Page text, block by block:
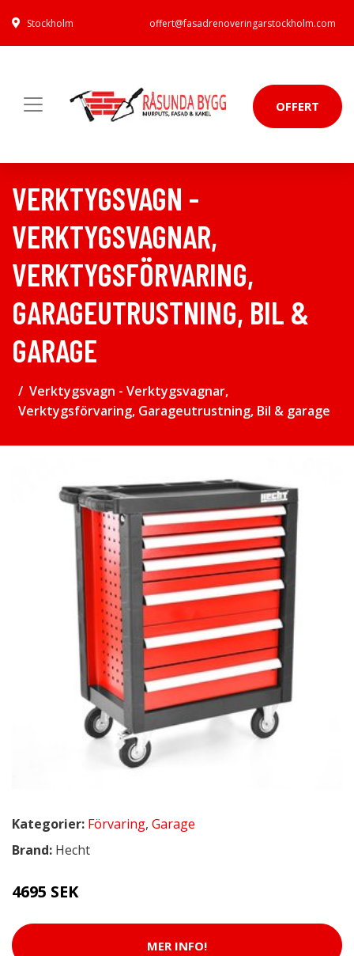
Stockholm offert@fasadrenoveringarstockholm.com
OFFERT
VERKTYGSVAGN -
VERKTYGSVAGNAR,
VERKTYGSFÖRVARING,
GARAGEUTRUSTNING, BIL &
GARAGE
Verktygsvagn - Verktygsvagnar,
Verktygsförvaring, Garageutrustning, Bil & garage
Kategorier: Förvaring, Garage
Brand: Hecht
4695 SEK
MER INFO!